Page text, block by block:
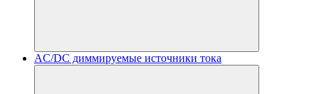
AC/DC диммируемые источники тока